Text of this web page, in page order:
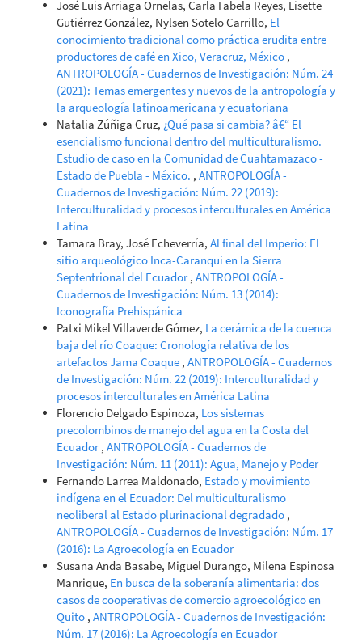
José Luis Arriaga Ornelas, Carla Fabela Reyes, Lisette
Gutiérrez González, Nylsen Sotelo Carrillo, El
conocimiento tradicional como práctica erudita entre
productores de café en Xico, Veracruz, México ,
ANTROPOLOGÍA - Cuadernos de Investigación: Núm. 24
(2021): Temas emergentes y nuevos de la antropología y
la arqueología latinoamericana y ecuatoriana
Natalia Zúñiga Cruz, ¿Qué pasa si cambia? â€“ El
esencialismo funcional dentro del multiculturalismo.
Estudio de caso en la Comunidad de Cuahtamazaco -
Estado de Puebla - México. , ANTROPOLOGÍA -
Cuadernos de Investigación: Núm. 22 (2019):
Interculturalidad y procesos interculturales en América
Latina
Tamara Bray, José Echeverría, Al final del Imperio: El
sitio arqueológico Inca-Caranqui en la Sierra
Septentrional del Ecuador, ANTROPOLOGÍA -
Cuadernos de Investigación: Núm. 13 (2014):
Iconografía Prehispánica
Patxi Mikel Villaverde Gómez, La cerámica de la cuenca
baja del río Coaque: Cronología relativa de los
artefactos Jama Coaque , ANTROPOLOGÍA - Cuadernos
de Investigación: Núm. 22 (2019): Interculturalidad y
procesos interculturales en América Latina
Florencio Delgado Espinoza, Los sistemas
precolombinos de manejo del agua en la Costa del
Ecuador, ANTROPOLOGÍA - Cuadernos de
Investigación: Núm. 11 (2011): Agua, Manejo y Poder
Fernando Larrea Maldonado, Estado y movimiento
indígena en el Ecuador: Del multiculturalismo
neoliberal al Estado plurinacional degradado ,
ANTROPOLOGÍA - Cuadernos de Investigación: Núm. 17
(2016): La Agroecología en Ecuador
Susana Anda Basabe, Miguel Durango, Milena Espinosa
Manrique, En busca de la soberanía alimentaria: dos
casos de cooperativas de comercio agroecológico en
Quito , ANTROPOLOGÍA - Cuadernos de Investigación:
Núm. 17 (2016): La Agroecología en Ecuador